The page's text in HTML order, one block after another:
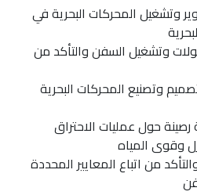
وتشغيل المحركات البحرية في
وتشغيل السفن والتأكد من
وتصنيع المحركات البحرية
حول عمليات الاحتراق
وقوى المياه
من اتباع المعايير المحددة